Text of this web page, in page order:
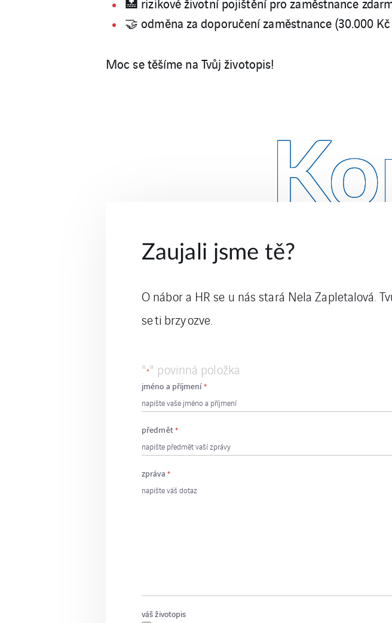
🤝 odměna za doporučení zaměstnance (30.000
Moc se těšíme na Tvůj životopis!
Zaujali jsme tě?
O nábor a HR se u nás stará Nela Zapletalová.
se ti brzy ozve.
"*" povinná položka
jméno a příjmení*
předmět*
zpráva *
váš životopis